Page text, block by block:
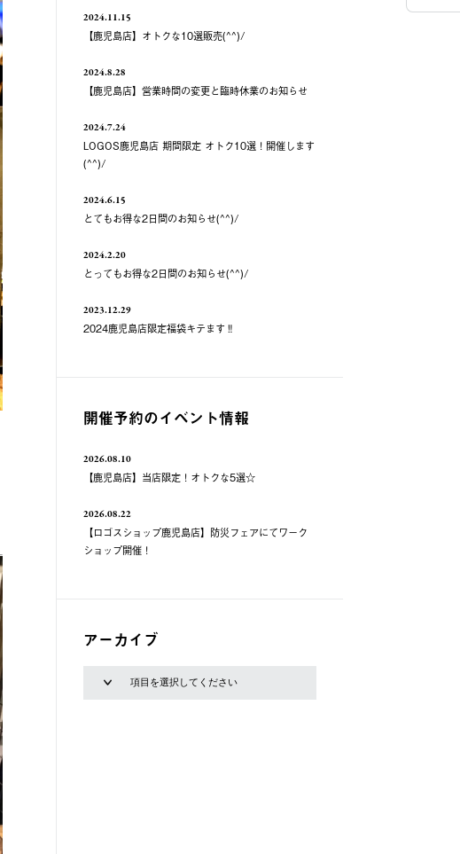
2024.11.15
【鹿児島店】オトクな10選販売(^^)/
2024.8.28
【鹿児島店】営業時間の変更と臨時休業のお知らせ
2024.7.24
LOGOS鹿児島店 期間限定 オトク10選！開催します
(^^)/
2024.6.15
とてもお得な2日間のお知らせ(^^)/
2024.2.20
とってもお得な2日間のお知らせ(^^)/
2023.12.29
2024鹿児島店限定福袋キテます‼️
開催予約のイベント情報
2026.08.10
【鹿児島店】当店限定！オトクな5選☆
2026.08.22
【ロゴスショップ鹿児島店】防災フェアにてワーク
ショップ開催！
アーカイブ